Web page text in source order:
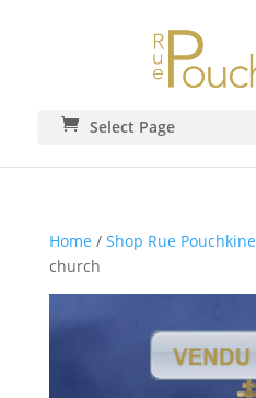
Select Page
Home /Shop Rue Pouchkine
church